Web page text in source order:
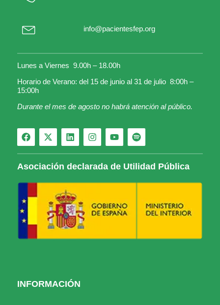
info@pacientesfep.org
Lunes a Viernes 9.00h – 18.00h
Horario de Verano: del 15 de junio al 31 de julio 8:00h –
15:00h
Durante el mes de agosto no habrá atención al público.
Asociación declarada de Utilidad Pública
INFORMACIÓN